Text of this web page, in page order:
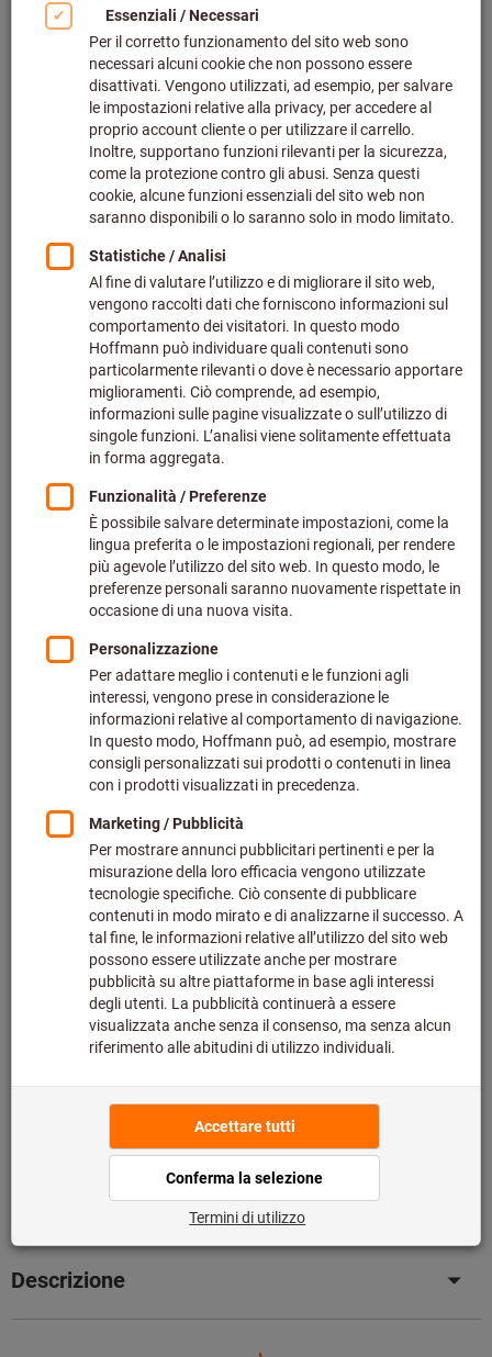
Fare clic per ingrandire l‘immagine
Prezzo per 1 Articolo
più IVA all’aliquota correntePrezzo più spese di spedizione
Effettua il loginper vedere i tuoi prezzi dedicati.
Nel carrello
Tempo di consegna stimato: 2-3 settimane
Si prega di notare i tempi di consegna prolungati:
Questo articolo si ordina direttamente dal produttore,
poiché non fa parte del nostro catalogo e pertanto non è
Aggiungi alla lista dei preferiti
Dettagli prodotto
Descrizione